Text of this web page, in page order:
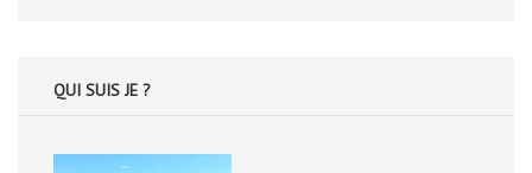
QUI SUIS JE ?